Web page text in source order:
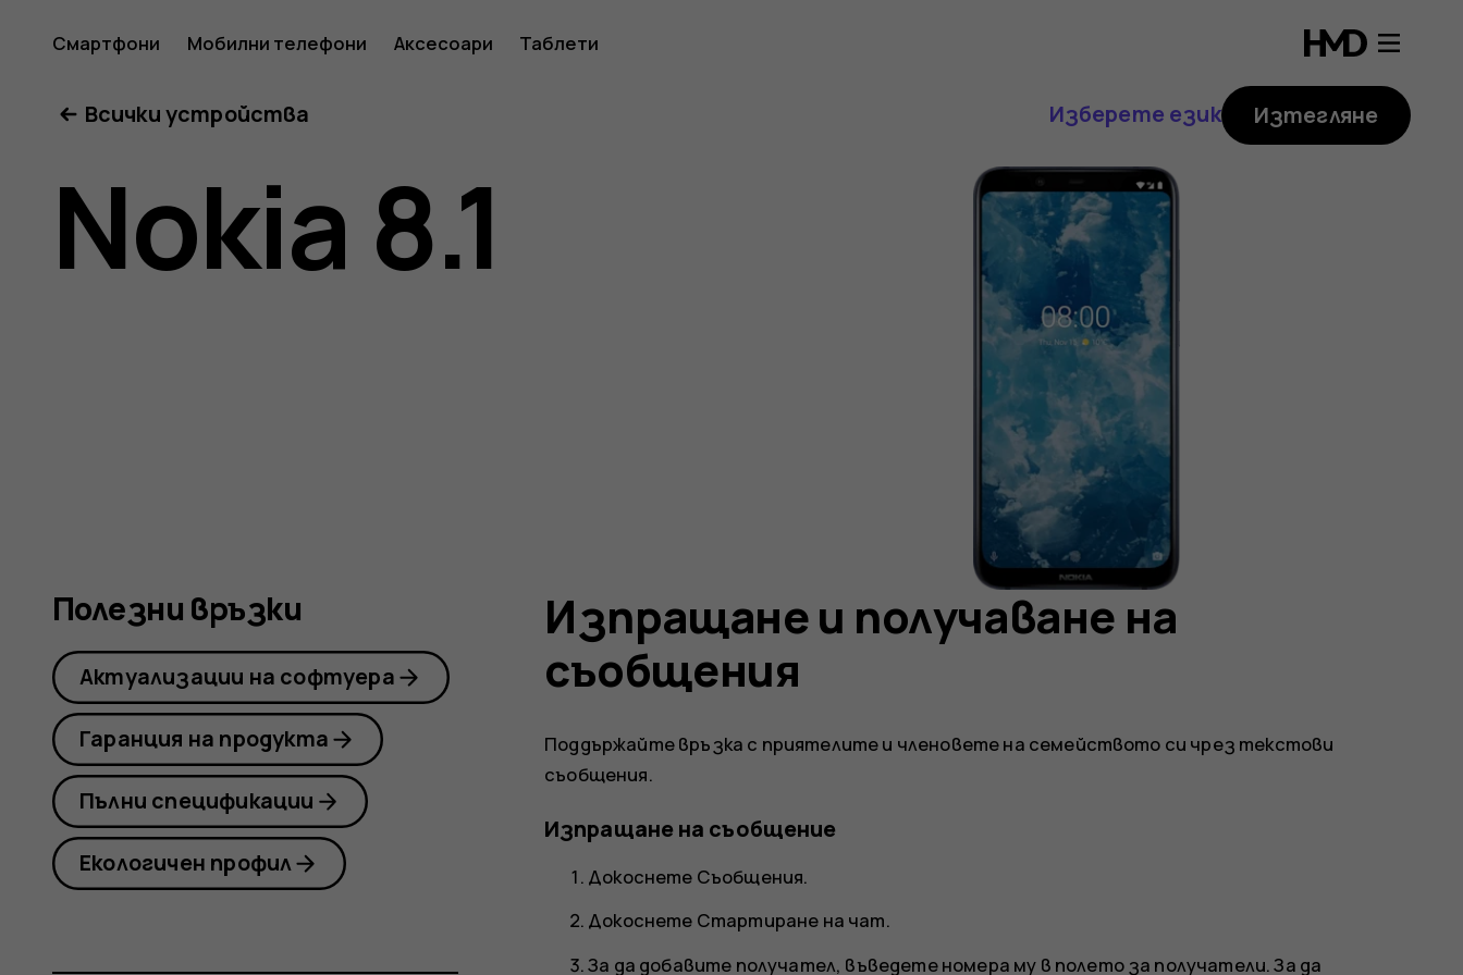
Ръководство
на
потребителя
8.1
Смартфони Мобилни телефони Аксесоари Таблети
Всички устройства Изберете език Изтегляне
Nokia 8.1
Изпращане и получаване на
съобщения
Поддържайте връзка с приятелите и членовете на семейството си чрез текстови
съобщения.
Изпращане на съобщение
Докоснете Съобщения.
Докоснете Стартиране на чат.
За да добавите получател, въведете номера му в полето за получатели. За да
Полезни връзки
Актуализации на софтуера
Гаранция на продукта
Пълни спецификации
Екологичен профил